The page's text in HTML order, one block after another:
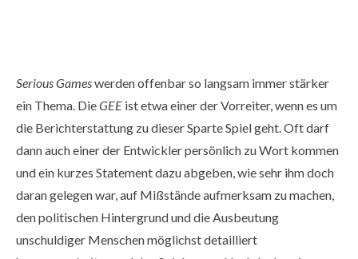
Serious Gameswerden offenbar so langsam immer stärker
ein Thema. DieGEE ist etwa einer der Vorreiter, wenn es um
die Berichterstattung zu dieser Sparte Spiel geht. Oft darf
dann auch einer der Entwickler persönlich zu Wort kommen
und ein kurzes Statement dazu abgeben, wie sehr ihm doch
daran gelegen war, auf Mißstände aufmerksam zu machen,
den politischen Hintergrund und die Ausbeutung
unschuldiger Menschen möglichst detailliert